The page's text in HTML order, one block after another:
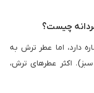
دارد، اما عطر ترش به
اکثر عطرهای ترش،